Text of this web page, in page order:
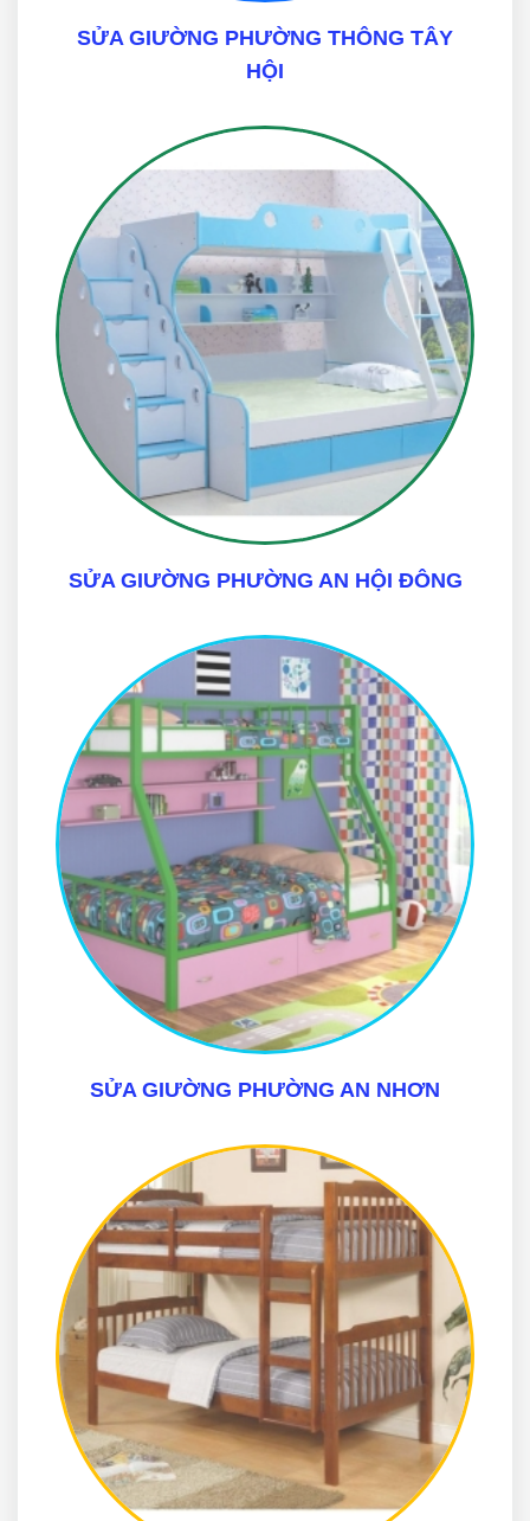
SỬA GIƯỜNG PHƯỜNG THÔNG TÂY
HỘI
SỬA GIƯỜNG PHƯỜNG AN HỘI ĐÔNG
SỬA GIƯỜNG PHƯỜNG AN NHƠN